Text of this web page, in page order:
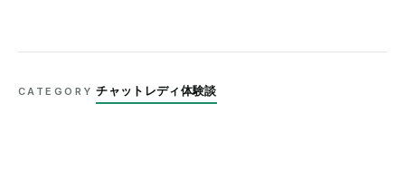
CATEGORY チャットレディ体験談